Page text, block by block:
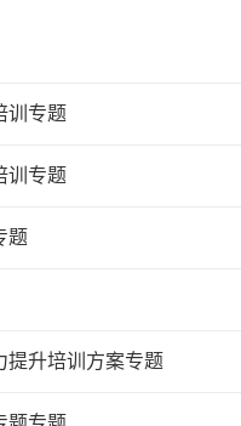
训专题
训专题
题
提升培训方案专题